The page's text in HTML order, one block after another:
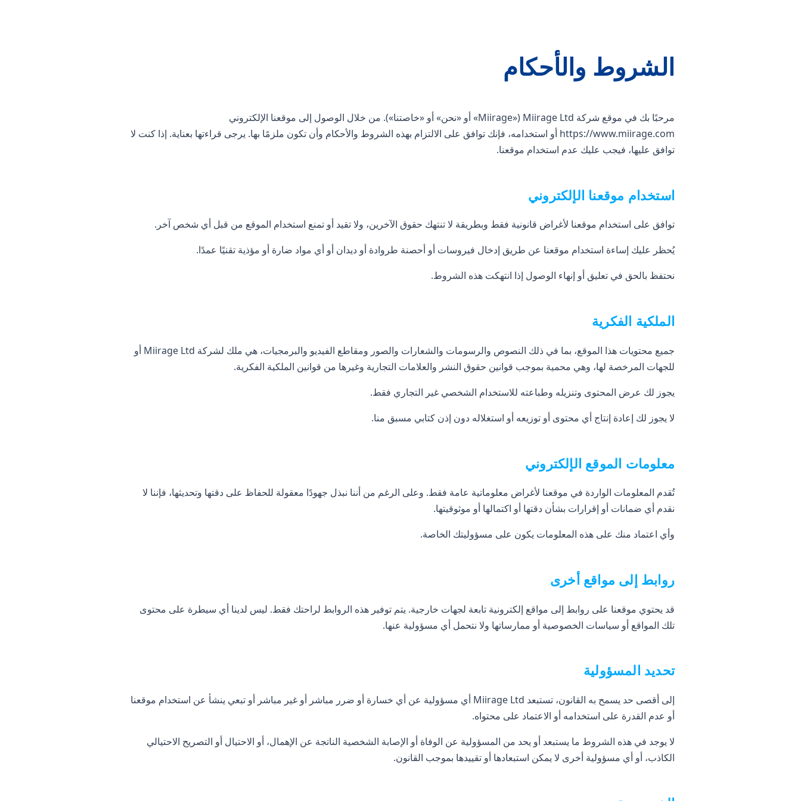
الشروط والأحكام
مرحبًا بك في موقع شركة Miirage Ltd («Miirage» أو «نحن» أو «خاصتنا»). من خلال الوصول إلى موقعنا الإلكتروني
https://www.miirage.com أو استخدامه، فإنك توافق على الالتزام بهذه الشروط والأحكام وأن تكون ملزمًا بها. يرجى قراءتها بعناية. إذا كنت لا
توافق عليها، فيجب عليك عدم استخدام موقعنا.
استخدام موقعنا الإلكتروني
توافق على استخدام موقعنا لأغراض قانونية فقط وبطريقة لا تنتهك حقوق الآخرين، ولا تقيد أو تمنع استخدام الموقع من قبل أي شخص آخر.
يُحظر عليك إساءة استخدام موقعنا عن طريق إدخال فيروسات أو أحصنة طروادة أو ديدان أو أي مواد ضارة أو مؤذية تقنيًا عمدًا.
نحتفظ بالحق في تعليق أو إنهاء الوصول إذا انتهكت هذه الشروط.
الملكية الفكرية
جميع محتويات هذا الموقع، بما في ذلك النصوص والرسومات والشعارات والصور ومقاطع الفيديو والبرمجيات، هي ملك لشركة Miirage Ltd أو
للجهات المرخصة لها، وهي محمية بموجب قوانين حقوق النشر والعلامات التجارية وغيرها من قوانين الملكية الفكرية.
يجوز لك عرض المحتوى وتنزيله وطباعته للاستخدام الشخصي غير التجاري فقط.
لا يجوز لك إعادة إنتاج أي محتوى أو توزيعه أو استغلاله دون إذن كتابي مسبق منا.
معلومات الموقع الإلكتروني
تُقدم المعلومات الواردة في موقعنا لأغراض معلوماتية عامة فقط. وعلى الرغم من أننا نبذل جهودًا معقولة للحفاظ على دقتها وتحديثها، فإننا لا
نقدم أي ضمانات أو إقرارات بشأن دقتها أو اكتمالها أو موثوقيتها.
وأي اعتماد منك على هذه المعلومات يكون على مسؤوليتك الخاصة.
روابط إلى مواقع أخرى
قد يحتوي موقعنا على روابط إلى مواقع إلكترونية تابعة لجهات خارجية. يتم توفير هذه الروابط لراحتك فقط. ليس لدينا أي سيطرة على محتوى
تلك المواقع أو سياسات الخصوصية أو ممارساتها ولا نتحمل أي مسؤولية عنها.
تحديد المسؤولية
إلى أقصى حد يسمح به القانون، تستبعد Miirage Ltd أي مسؤولية عن أي خسارة أو ضرر مباشر أو غير مباشر أو تبعي ينشأ عن استخدام موقعنا
أو عدم القدرة على استخدامه أو الاعتماد على محتواه.
لا يوجد في هذه الشروط ما يستبعد أو يحد من المسؤولية عن الوفاة أو الإصابة الشخصية الناتجة عن الإهمال، أو الاحتيال أو التصريح الاحتيالي
الكاذب، أو أي مسؤولية أخرى لا يمكن استبعادها أو تقييدها بموجب القانون.